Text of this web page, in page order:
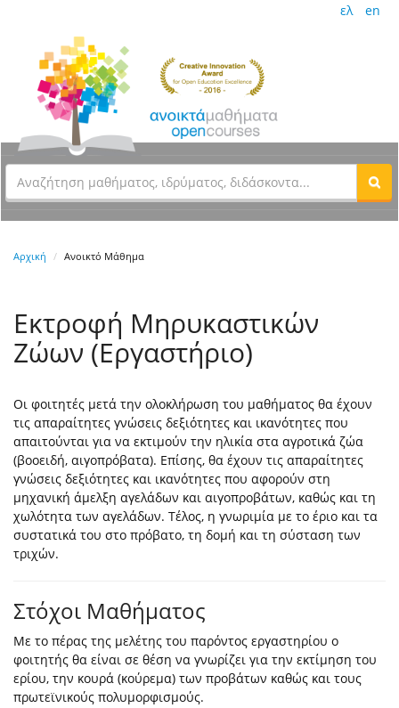
ελ en
Αρχική Ανοικτό Μάθημα
Εκτροφή Μηρυκαστικών
Ζώων (Εργαστήριο)
Οι φοιτητές μετά την ολοκλήρωση του μαθήματος θα έχουν
τις απαραίτητες γνώσεις δεξιότητες και ικανότητες που
απαιτούνται για να εκτιμούν την ηλικία στα αγροτικά ζώα
(βοοειδή, αιγοπρόβατα). Επίσης, θα έχουν τις απαραίτητες
γνώσεις δεξιότητες και ικανότητες που αφορούν στη
μηχανική άμελξη αγελάδων και αιγοπροβάτων, καθώς και τη
χωλότητα των αγελάδων. Τέλος, η γνωριμία με το έριο και τα
συστατικά του στο πρόβατο, τη δομή και τη σύσταση των
τριχών.
Στόχοι Μαθήματος
Με το πέρας της μελέτης του παρόντος εργαστηρίου ο
φοιτητής θα είναι σε θέση να γνωρίζει για την εκτίμηση του
ερίου, την κουρά (κούρεμα) των προβάτων καθώς και τους
πρωτεϊνικούς πολυμορφισμούς.